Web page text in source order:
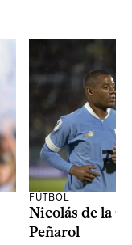
FÚTBOL
Nicolás de la
Peñarol